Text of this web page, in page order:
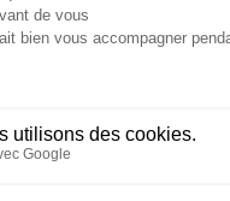
confidentialitéPolitique cookies
générales d'utilisation